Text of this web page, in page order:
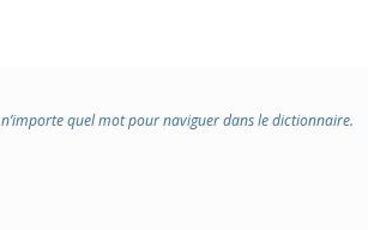
quel mot pour naviguer dans le dictionnaire.